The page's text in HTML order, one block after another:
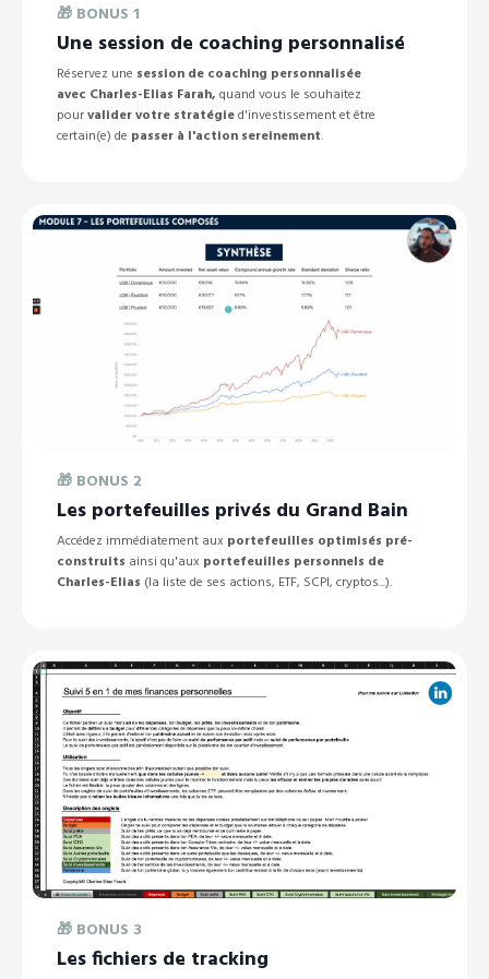
🎁 BONUS 1
Une session de coaching personnalisé
Réservez une session de coaching personnalisée
avec Charles-Elias Farah, quand vous le souhaitez
pourvalider votre stratégied'investissement et être
certain(e) de passer à l'action sereinement.
🎁 BONUS 2
Les portefeuilles privés du Grand Bain
Accédez immédiatement aux portefeuilles optimisés pré-
construits ainsi qu'aux portefeuilles personnels de
Charles-Elias (la liste de ses actions, ETF, SCPI, cryptos...).
🎁 BONUS 3
Les fichiers de tracking